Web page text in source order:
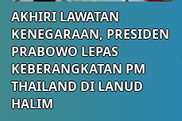
AKHIRI LAWATAN
KENEGARAAN, PRESIDEN
PRABOWO LEPAS
KEBERANGKATAN PM
THAILAND DI LANUD
HALIM